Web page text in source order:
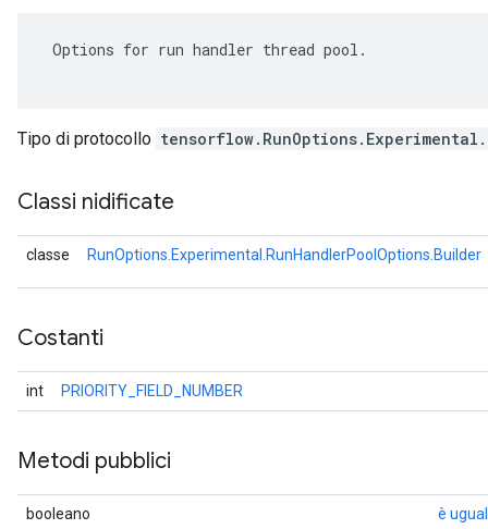
Options for run handler thread pool.
Tipo di protocollo
Classi nidificate
classe RunOptions.Experimental.RunHandlerPoolOptions.Builder
Costanti
int PRIORITY_FIELD_NUMBER
Metodi pubblici
booleano è